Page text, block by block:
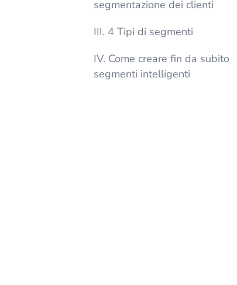
segmentazione dei clienti
III. 4 Tipi di segmenti
IV. Come creare fin da subito
segmenti intelligenti